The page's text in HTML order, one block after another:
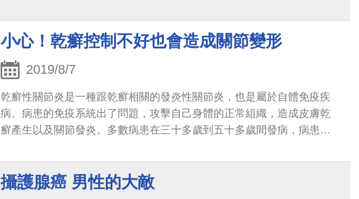
小心！乾癬控制不好也會造成關節變形
2019/8/7
乾癬性關節炎是一種跟乾癬相關的發炎性關節炎，也是屬於自體免疫疾
病。病患的免疫系統出了問題，攻擊自己身體的正常組織，造成皮膚乾
癬產生以及關節發炎。多數病患在三十多歲到五十多歲間發病，病患的
攝護腺癌 男性的大敵